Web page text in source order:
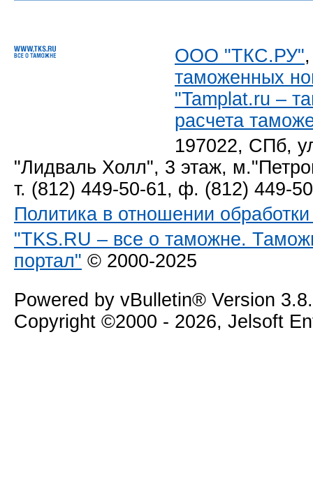
ООО "ТКС.РУ"
таможенных
"Tamplat.ru –
расчета
197022, СПб,
"Лидваль Холл", 3 этаж,
т. (812) 449-50-61, ф. (812) 449-
Политика в отношении
"TKS.RU – все о таможне.
портал" © 2000-2025
Powered by vBulletin® Version
Copyright ©2000 - 2026, Jelsoft